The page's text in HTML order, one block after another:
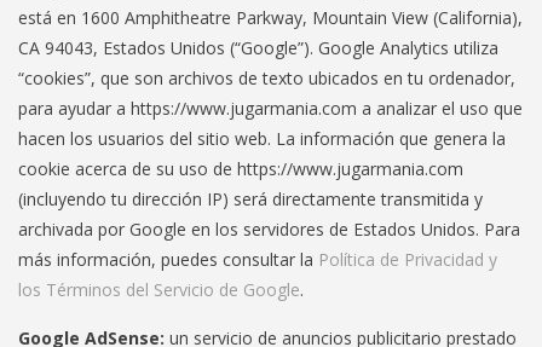
está en 1600 Amphitheatre Parkway, Mountain View (California),
CA 94043, Estados Unidos (“Google”). Google Analytics utiliza
“cookies”, que son archivos de texto ubicados en tu ordenador,
para ayudar a https://www.jugarmania.com a analizar el uso que
hacen los usuarios del sitio web. La información que genera la
cookie acerca de su uso de https://www.jugarmania.com
(incluyendo tu dirección IP) será directamente transmitida y
archivada por Google en los servidores de Estados Unidos. Para
más información, puedes consultar la Política de Privacidad y
los Términos del Servicio de Google.
Google AdSense: un servicio de anuncios publicitario prestado